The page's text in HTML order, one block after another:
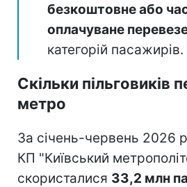
безкоштовне або
оплачуване
категорій пасажирів.
Скільки пільговиків
метро
За січень-червень 2026
КП "Київський
скористалися 33,2 млн